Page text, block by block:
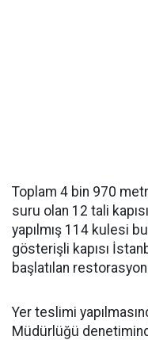
Toplam 4 bin 970
suru olan 12 tali
yapılmış 114 kulesi
gösterişli kapısı
başlatılan
Yer teslimi
Müdürlüğü